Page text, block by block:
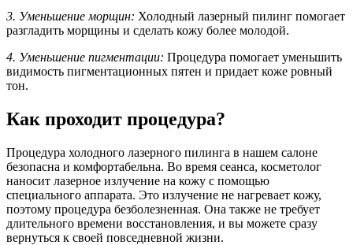
3. Уменьшение морщин: Холодный лазерный пилинг помогает
разгладить морщины и сделать кожу более молодой.
4. Уменьшение пигментации: Процедура помогает уменьшить
видимость пигментационных пятен и придает коже ровный
тон.
Как проходит процедура?
Процедура холодного лазерного пилинга в нашем салоне
безопасна и комфортабельна. Во время сеанса, косметолог
наносит лазерное излучение на кожу с помощью
специального аппарата. Это излучение не нагревает кожу,
поэтому процедура безболезненная. Она также не требует
длительного времени восстановления, и вы можете сразу
вернуться к своей повседневной жизни.